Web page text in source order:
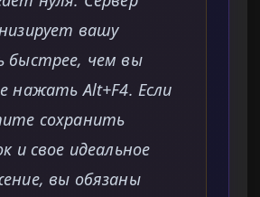
вашу
быстрее, чем вы
нажать Alt+F4. Если
сохранить
и свое идеальное
вы обязаны